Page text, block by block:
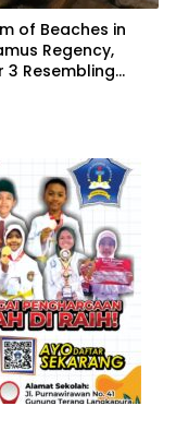
of Beaches in
Regency,
3 Resembling